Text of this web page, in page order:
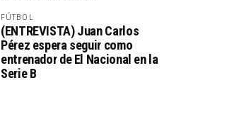
FÚTBOL
(ENTREVISTA) Juan Carlos
Pérez espera seguir como
entrenador de El Nacional en la
Serie B